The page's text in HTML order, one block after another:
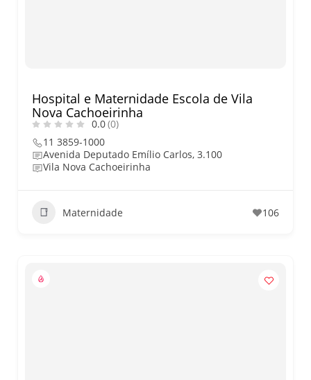
Hospital e Maternidade Escola de Vila
Nova Cachoeirinha
0.0(0)
11 3859-1000
Avenida Deputado Emílio Carlos, 3.100
Vila Nova Cachoeirinha
Maternidade 106